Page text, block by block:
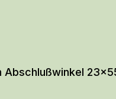
Abschlußwinkel